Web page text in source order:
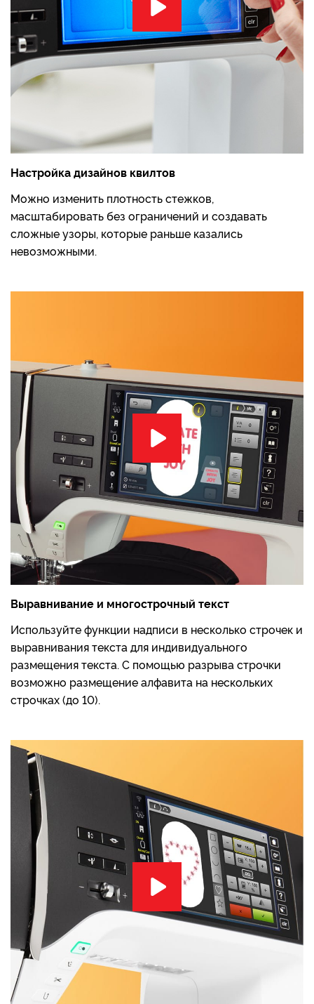
Настройка дизайнов квилтов
Можно изменить плотность стежков,
масштабировать без ограничений и создавать
сложные узоры, которые раньше казались
невозможными.
Выравнивание и многострочный текст
Используйте функции надписи в несколько строчек и
выравнивания текста для индивидуального
размещения текста. С помощью разрыва строчки
возможно размещение алфавита на нескольких
строчках (до 10).